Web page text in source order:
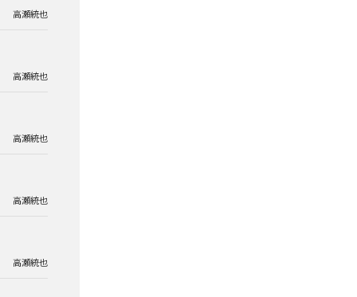
高瀬統也
高瀬統也
高瀬統也
高瀬統也
高瀬統也